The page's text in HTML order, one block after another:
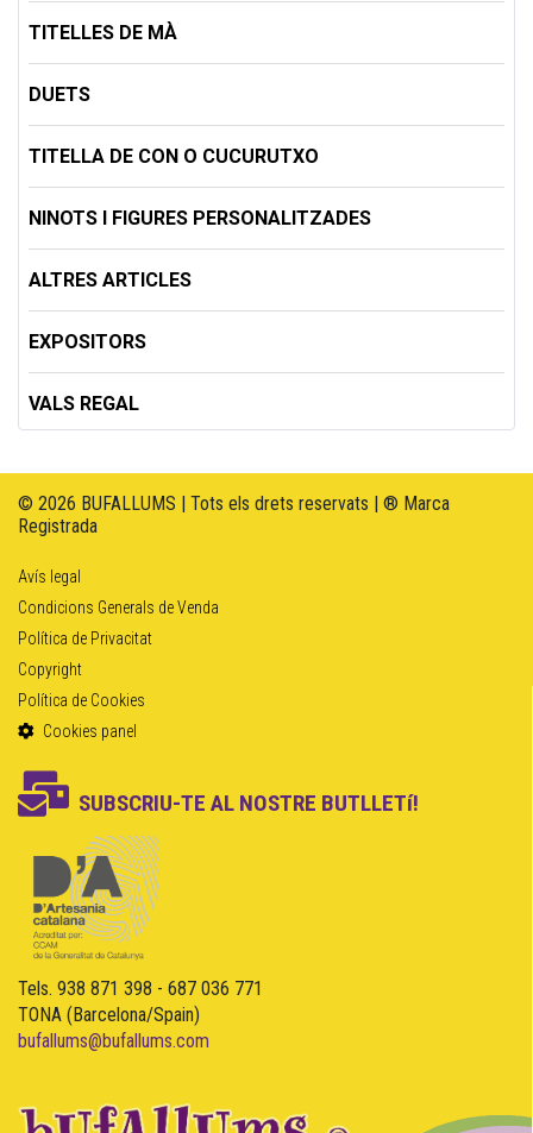
TITELLES DE MÀ
DUETS
TITELLA DE CON O CUCURUTXO
NINOTS I FIGURES PERSONALITZADES
ALTRES ARTICLES
EXPOSITORS
VALS REGAL
© 2026 BUFALLUMS | Tots els drets reservats | ® Marca
Registrada
Avís legal
Condicions Generals de Venda
Política de Privacitat
Copyright
Política de Cookies
Cookies panel
SUBSCRIU-TE AL NOSTRE BUTLLETí!
Tels. 938 871 398 - 687 036 771
TONA (Barcelona/Spain)
bufallums@bufallums.com